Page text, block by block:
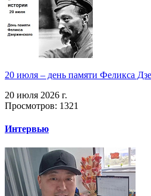
20 июля – день памяти Феликса
20 июля 2026 г.
Просмотров: 1321
Интервью